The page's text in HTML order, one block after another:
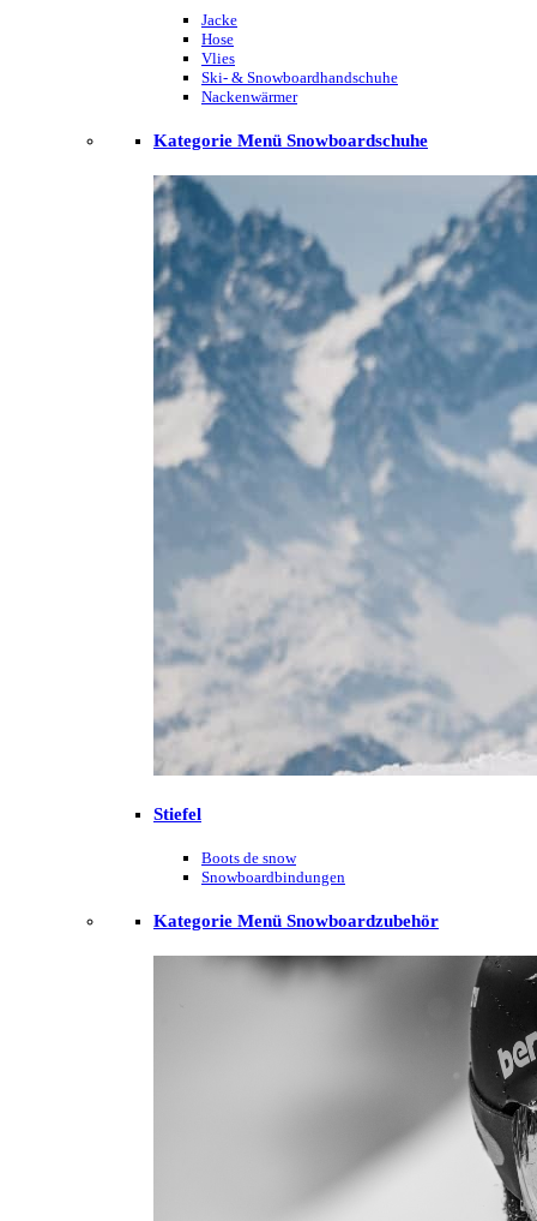
Jacke
Hose
Vlies
Ski- & Snowboardhandschuhe
Nackenwärmer
Kategorie Menü Snowboardschuhe
Stiefel
Boots de snow
Snowboardbindungen
Kategorie Menü Snowboardzubehör